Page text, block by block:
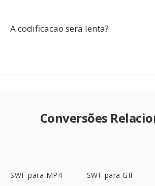
A codificacao sera lenta?
Conversões
SWF para MP4 SWF para GIF